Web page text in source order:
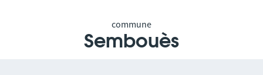
commune
Sembouès